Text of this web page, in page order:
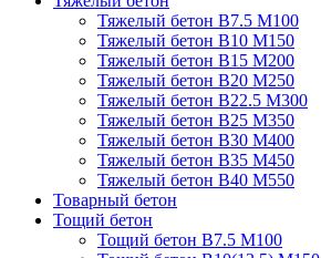
Тяжелый бетон В7.5 М100
Тяжелый бетон В10 М150
Тяжелый бетон В15 М200
Тяжелый бетон В20 М250
Тяжелый бетон В22.5 М300
Тяжелый бетон В25 М350
Тяжелый бетон В30 М400
Тяжелый бетон В35 М450
Тяжелый бетон В40 М550
Товарный бетон
Тощий бетон
Тощий бетон В7.5 М100